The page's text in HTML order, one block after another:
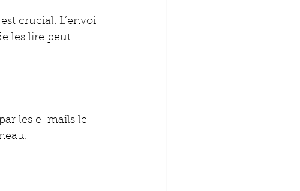
crucial. L’envoi
les lire peut
les e-mails le